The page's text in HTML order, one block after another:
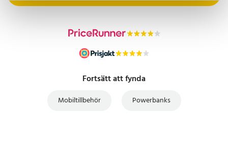
Fortsätt att fynda
Mobiltillbehör Powerbanks